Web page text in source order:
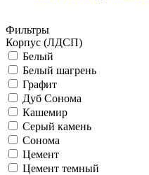
Фильтры
Корпус (ЛДСП)
Белый
Белый шагрень
Графит
Дуб Сонома
Кашемир
Серый камень
Сонома
Цемент
Цемент темный